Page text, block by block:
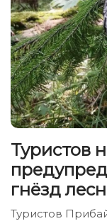
Туристов
гнёзд
Туристов